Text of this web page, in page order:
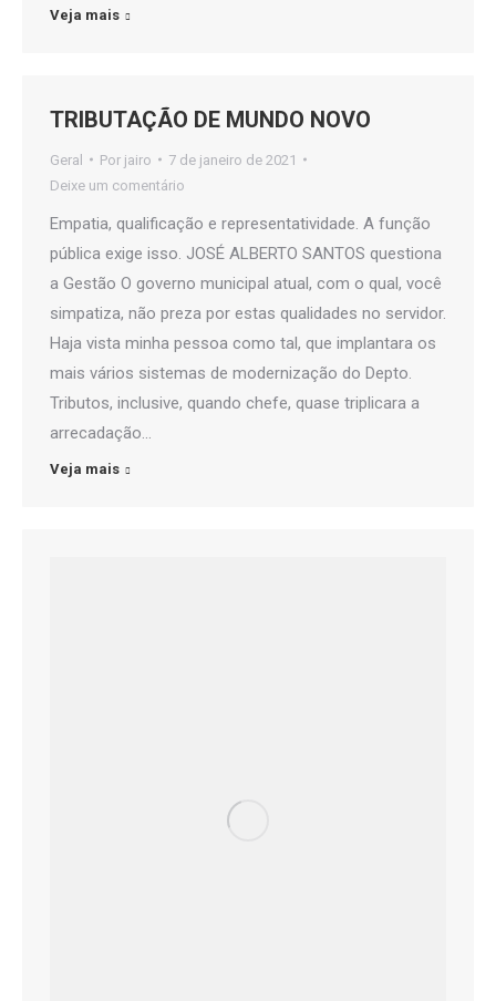
Veja mais
TRIBUTAÇÃO DE MUNDO NOVO
Geral Por jairo
7 de janeiro de 2021
Deixe um comentário
Empatia, qualificação e representatividade. A função
pública exige isso. JOSÉ ALBERTO SANTOS questiona
a Gestão O governo municipal atual, com o qual, você
simpatiza, não preza por estas qualidades no servidor.
Haja vista minha pessoa como tal, que implantara os
mais vários sistemas de modernização do Depto.
Tributos, inclusive, quando chefe, quase triplicara a
arrecadação…
Veja mais